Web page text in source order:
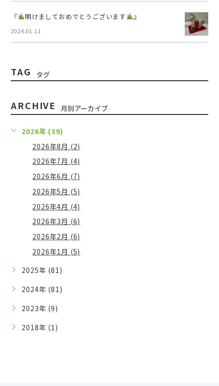
『 明けましておめでとうございます 』
2026.01.11
TAG タグ
ARCHIVE 月別アーカイブ
2026年 (39)
2026年8月 (2)
2026年7月 (4)
2026年6月 (7)
2026年5月 (5)
2026年4月 (4)
2026年3月 (6)
2026年2月 (6)
2026年1月 (5)
2025年 (81)
2024年 (81)
2023年 (9)
2018年 (1)